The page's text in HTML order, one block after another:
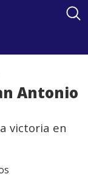
Antonio
victoria en